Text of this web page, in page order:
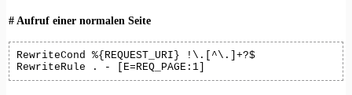
# Aufruf einer normalen Seite
RewriteCond %{REQUEST_URI} !\.[^\.]+?$
RewriteRule . - [E=REQ_PAGE:1]